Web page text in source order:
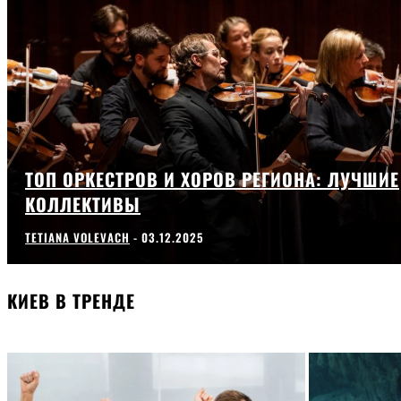
ТОП ОРКЕСТРОВ И ХОРОВ РЕГИОНА: ЛУЧШИЕ
КОЛЛЕКТИВЫ
TETIANA VOLEVACH - 03.12.2025
КИЕВ В ТРЕНДЕ